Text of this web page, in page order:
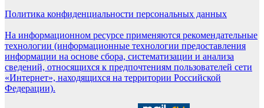
Политика конфиденциальности персональных данных
На информационном ресурсе применяются рекомендательные
технологии (информационные технологии предоставления
информации на основе сбора, систематизации и анализа
сведений, относящихся к предпочтениям пользователей сети
«Интернет», находящихся на территории Российской
Федерации).